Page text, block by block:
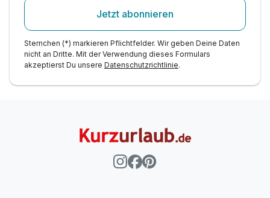
Jetzt abonnieren
Sternchen (*) markieren Pflichtfelder. Wir geben Deine Daten
nicht an Dritte. Mit der Verwendung dieses Formulars
akzeptierst Du unsere Datenschutzrichtlinie.